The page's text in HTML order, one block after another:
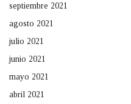
septiembre 2021
agosto 2021
julio 2021
junio 2021
mayo 2021
abril 2021